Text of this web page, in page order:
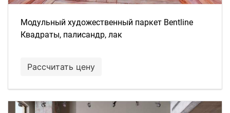
Модульный художественный паркет Bentline
Квадраты, палисандр, лак
Рассчитать цену